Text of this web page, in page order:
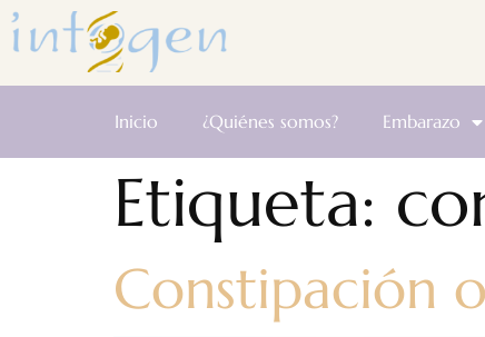
Inicio ¿Quiénes somos? Embarazo
Etiqueta:
Constipación